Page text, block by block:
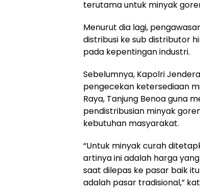
terutama untuk minyak
Menurut dia lagi,
distribusi ke sub distributor
pada kepentingan industri.
Sebelumnya, Kapolri
pengecekan ketersediaan
Raya, Tanjung Benoa guna
pendistribusian minyak
kebutuhan masyarakat.
“Untuk minyak curah
artinya ini adalah harga
saat dilepas ke pasar baik
adalah pasar tradisional,”